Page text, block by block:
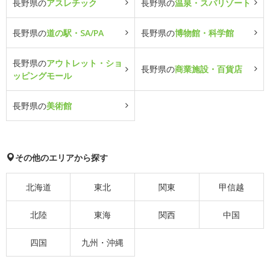
長野県のアスレチック 長野県の温泉・スパリゾート
長野県の道の駅・SA/PA 長野県の博物館・科学館
長野県のアウトレット・ショ
ッピングモール
長野県の商業施設・百貨店
長野県の美術館
その他のエリアから探す
北海道 東北 関東 甲信越
北陸 東海 関西 中国
四国 九州・沖縄